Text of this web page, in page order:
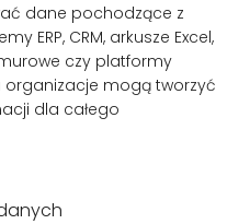
dane pochodzące z
ERP, CRM, arkusze Excel,
czy platformy
organizacje mogą tworzyć
dla całego